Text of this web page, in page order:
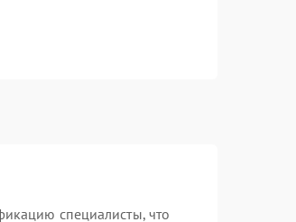
специалисты, что